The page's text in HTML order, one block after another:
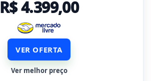
R$ 4.399,00
VER OFERTA
Ver melhor preço